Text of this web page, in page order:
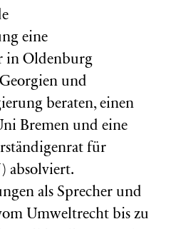
eine
in Oldenburg
und
beraten, einen
Bremen und eine
für
) absolviert.
als Sprecher und
Umweltrecht bis zu